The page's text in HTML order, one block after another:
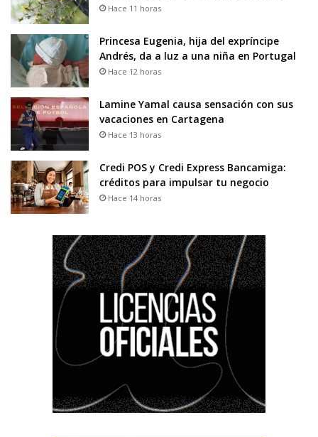
Hace 11 horas
Princesa Eugenia, hija del expríncipe
Andrés, da a luz a una niña en Portugal
Hace 12 horas
Lamine Yamal causa sensación con sus
vacaciones en Cartagena
Hace 13 horas
Credi POS y Credi Express Bancamiga:
créditos para impulsar tu negocio
Hace 14 horas